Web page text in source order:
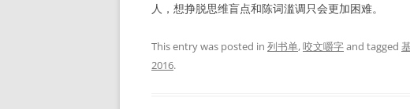
人，想挣脱思维盲点和陈词滥调只会更加困难。
This entry was posted in 列书单,咬文嚼字and tagged
2016.